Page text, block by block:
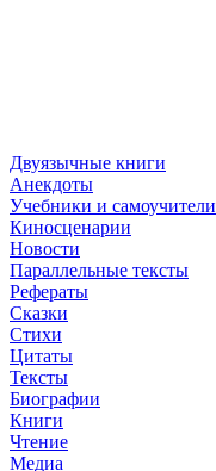
Двуязычные книги
Анекдоты
Учебники и самоучители
Киносценарии
Новости
Параллельные тексты
Рефераты
Сказки
Стихи
Цитаты
Тексты
Биографии
Книги
Чтение
Медиа